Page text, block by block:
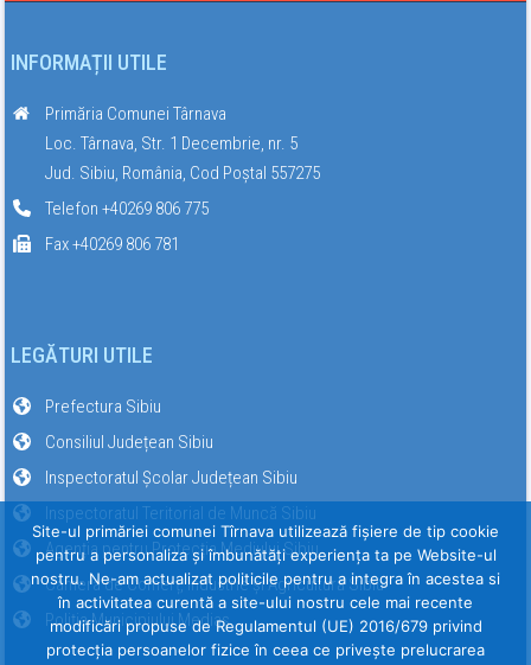
INFORMAȚII UTILE
Primăria Comunei Târnava
Loc. Târnava, Str. 1 Decembrie, nr. 5
Jud. Sibiu, România, Cod Poștal 557275
Telefon +40269 806 775
Fax +40269 806 781
LEGĂTURI UTILE
Prefectura Sibiu
Consiliul Județean Sibiu
Inspectoratul Școlar Județean Sibiu
Inspectoratul Teritorial de Muncă Sibiu
Agenția pentru Protecția Mediului Sibiu
Camera de Comerț, Industrie și Agricultură Sibiu
Poliția Municipiului Mediaș
Site-ul primăriei comunei Tîrnava utilizează fişiere de tip cookie
pentru a personaliza și îmbunătăți experiența ta pe Website-ul
nostru. Ne-am actualizat politicile pentru a integra în acestea si
în activitatea curentă a site-ului nostru cele mai recente
modificări propuse de Regulamentul (UE) 2016/679 privind
protecția persoanelor fizice în ceea ce privește prelucrarea